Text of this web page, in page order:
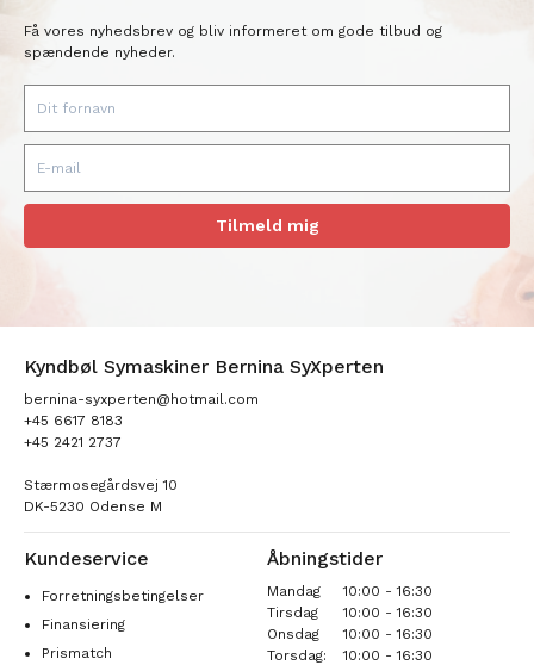
Få vores nyhedsbrev og bliv informeret om gode tilbud og
spændende nyheder.
Tilmeld mig
Kyndbøl Symaskiner Bernina SyXperten
bernina-syxperten@hotmail.com
+45 6617 8183
+45 2421 2737
Stærmosegårdsvej 10
DK-5230 Odense M
Kundeservice
Forretningsbetingelser
Finansiering
Prismatch
Åbningstider
Mandag
10:00 - 16:30
Tirsdag
10:00 - 16:30
Onsdag
10:00 - 16:30
Torsdag:
10:00 - 16:30